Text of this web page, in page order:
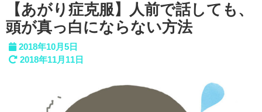
【あがり症克服】人前で話しても、
頭が真っ白にならない方法
2018年10月5日
2018年11月11日